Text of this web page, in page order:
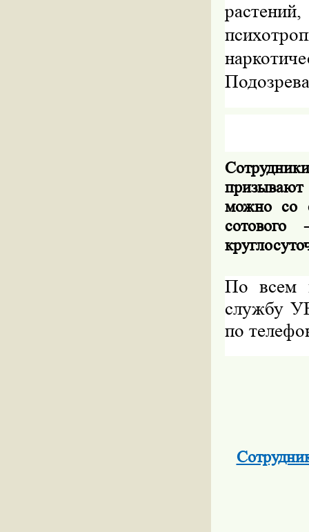
можно со
сотового
По всем
службу
по